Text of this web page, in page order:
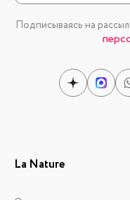
Подписываясь на
La Nature